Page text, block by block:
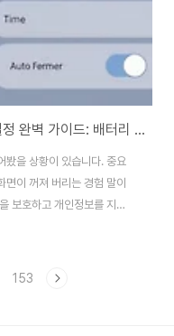
갤럭시 화면 자동꺼짐 해제 및 시간 설정 완벽 가이드: 배터리 절약과 사용 편의성 균형 맞추기
봤을 상황이 있습니다. 중요
이 꺼져 버리는 경험 말이
보호하고 개인정보를 지키
함을 주기도 합니다. 이번 포
153